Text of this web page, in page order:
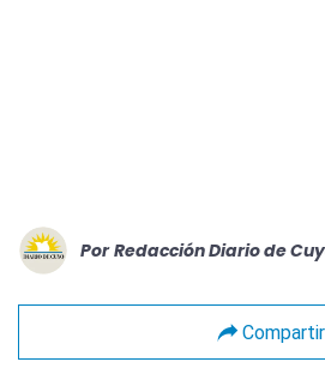
Por Redacción Diario de
Compartir